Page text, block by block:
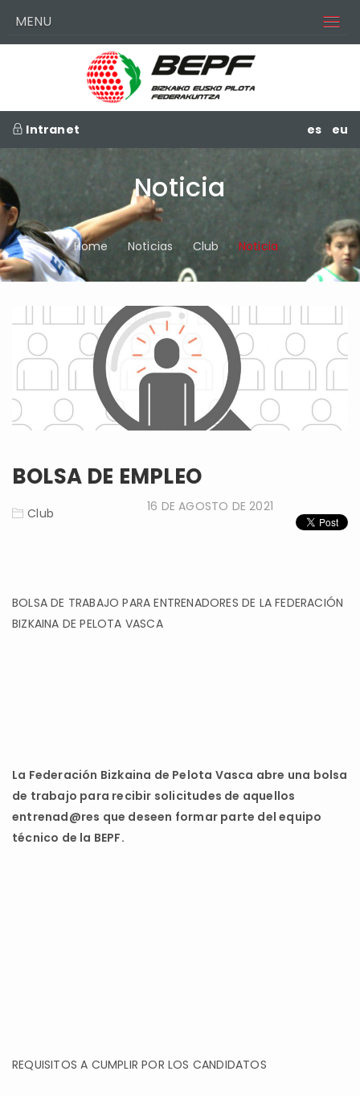
MENU
Intranet es eu
Noticia
Home Noticias Club Noticia
BOLSA DE EMPLEO
Club 16 DE AGOSTO DE 2021
BOLSA DE TRABAJO PARA ENTRENADORES DE LA FEDERACIÓN
BIZKAINA DE PELOTA VASCA
La Federación Bizkaina de Pelota Vasca abre una bolsa
de trabajo para recibir solicitudes de aquellos
entrenad@res que deseen formar parte del equipo
técnico de la BEPF.
REQUISITOS A CUMPLIR POR LOS CANDIDATOS